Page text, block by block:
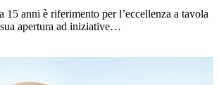
15 anni è riferimento per l’eccellenza a tavola
apertura ad iniziative…